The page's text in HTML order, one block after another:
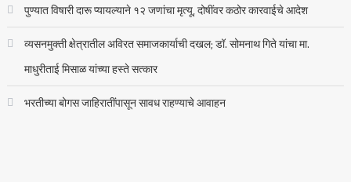
पुण्यात विषारी दारू प्यायल्याने १२ जणांचा मृत्यू, दोषींवर कठोर कारवाईचे आदेश
व्यसनमुक्ती क्षेत्रातील अविरत समाजकार्याची दखल; डॉ. सोमनाथ गिते यांचा मा.
माधुरीताई मिसाळ यांच्या हस्ते सत्कार
भरतीच्या बोगस जाहिरातींपासून सावध राहण्याचे आवाहन